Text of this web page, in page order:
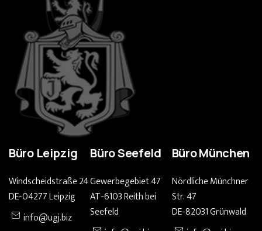
Büro Leipzig
Windscheidstraße 24
DE-04277 Leipzig
info@ugj.biz
Büro Seefeld
Gewerbegebiet 47
AT-6103 Reith bei
Seefeld
Büro München
Nördliche Münchner
Str. 47
DE-82031 Grünwald